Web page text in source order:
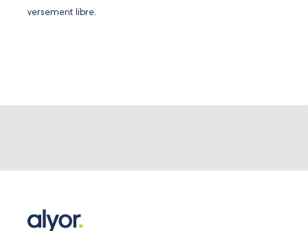
versement libre.